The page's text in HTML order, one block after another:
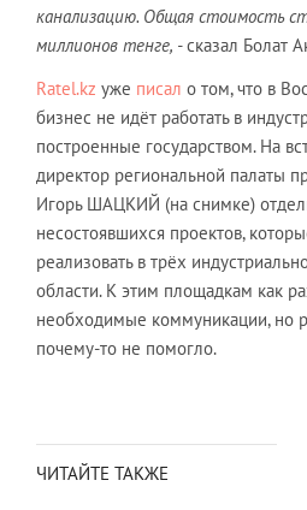
канализацию. Общая стоимость
миллионов тенге, -сказал Болат
Ratel.kz уже писал о том, что в
бизнес не идёт работать в
построенные государством. На
директор региональной палаты
Игорь ШАЦКИЙ (на снимке)
несостоявшихся проектов,
реализовать в трёх
области. К этим площадкам как
необходимые коммуникации, но
почему-то не помогло.
ЧИТАЙТЕ ТАКЖЕ